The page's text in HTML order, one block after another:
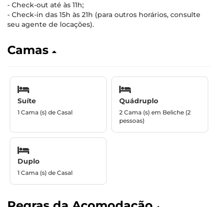
- Check-out até às 11h;
- Check-in das 15h às 21h (para outros horários, consulte
seu agente de locações).
Camas
Suíte
1 Cama (s) de Casal
Quádruplo
2 Cama (s) em Beliche (2
pessoas)
Duplo
1 Cama (s) de Casal